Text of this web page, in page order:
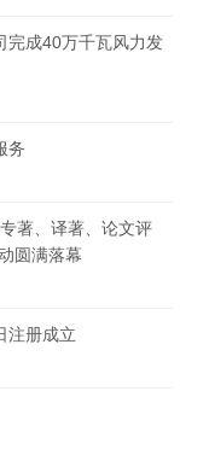
完成40万千瓦风力发
务
著、译著、论文评
圆满落幕
注册成立